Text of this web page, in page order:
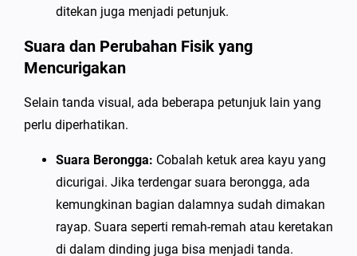
ditekan juga menjadi petunjuk.
Suara dan Perubahan Fisik yang
Mencurigakan
Selain tanda visual, ada beberapa petunjuk lain yang
perlu diperhatikan.
Suara Berongga: Cobalah ketuk area kayu yang
dicurigai. Jika terdengar suara berongga, ada
kemungkinan bagian dalamnya sudah dimakan
rayap. Suara seperti remah-remah atau keretakan
di dalam dinding juga bisa menjadi tanda.